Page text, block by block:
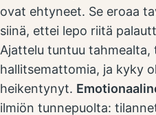
ovat ehtyneet. Se eroaa
siinä, ettei lepo riitä
Ajattelu tuntuu
hallitsemattomia, ja kyky
heikentynyt.
ilmiön tunnepuolta: